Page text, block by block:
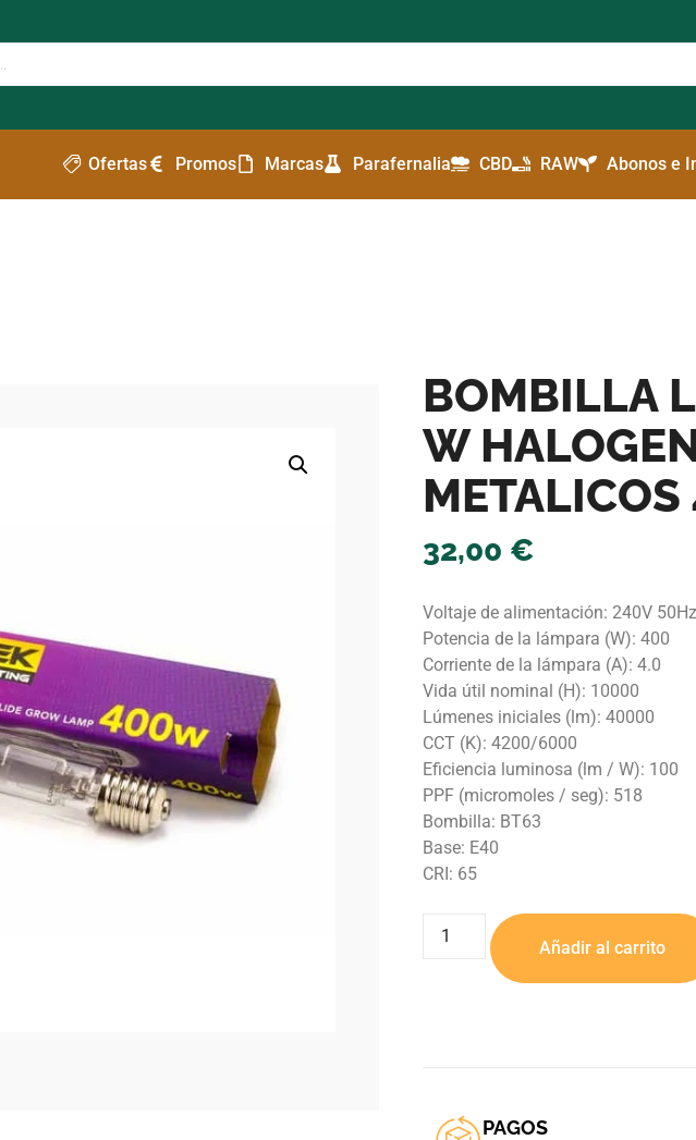
Ofertas Promos Marcas Parafernalia CBD RAW Abonos e
BOMBILLA
W
32,00 €
Voltaje de alimentación: 240V 50Hz
Potencia de la lámpara (W): 400
Corriente de la lámpara (A): 4.0
Vida útil nominal (H): 10000
Lúmenes iniciales (lm): 40000
CCT (K): 4200/6000
Eficiencia luminosa (lm / W): 100
PPF (micromoles / seg): 518
Bombilla: BT63
Base: E40
CRI: 65
Añadir al carrito
PAGOS